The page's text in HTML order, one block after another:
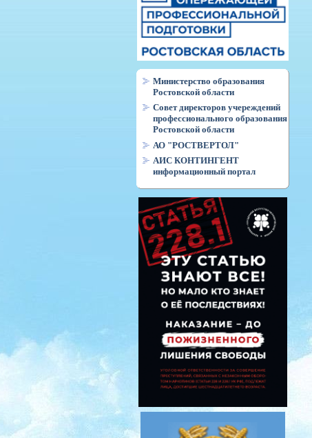
Министерство образования
Ростовской области
Совет директоров учереждений
профессионального образования
Ростовской области
АО "РОСТВЕРТОЛ"
АИС КОНТИНГЕНТ
информационный портал